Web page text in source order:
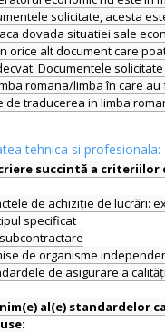
solicitate, acesta
dovada situatiei sale
orice alt document care
Documentele
romana/limba în care au
de traducerea in limba
tehnica si profesionala:
succintă a criteriilor
de achiziție de lucrări:
specificat
de organisme
de asigurare a
al(e) standardelor